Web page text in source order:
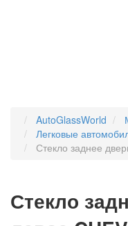
AutoGlassWorld
Легковые
Стекло заднее
Стекло